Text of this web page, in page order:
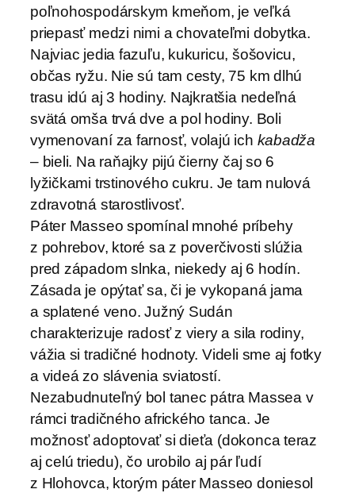
poľnohospodárskym kmeňom, je veľká
priepasť medzi nimi a chovateľmi dobytka.
Najviac jedia fazuľu, kukuricu, šošovicu,
občas ryžu. Nie sú tam cesty, 75 km dlhú
trasu idú aj 3 hodiny. Najkratšia nedeľná
svätá omša trvá dve a pol hodiny. Boli
vymenovaní za farnosť, volajú ich kabadža
– bieli. Na raňajky pijú čierny čaj so 6
lyžičkami trstinového cukru. Je tam nulová
zdravotná starostlivosť.
Páter Masseo spomínal mnohé príbehy
z pohrebov, ktoré sa z poverčivosti slúžia
pred západom slnka, niekedy aj 6 hodín.
Zásada je opýtať sa, či je vykopaná jama
a splatené veno. Južný Sudán
charakterizuje radosť z viery a sila rodiny,
vážia si tradičné hodnoty. Videli sme aj fotky
a videá zo slávenia sviatostí.
Nezabudnuteľný bol tanec pátra Massea v
rámci tradičného afrického tanca. Je
možnosť adoptovať si dieťa (dokonca teraz
aj celú triedu), čo urobilo aj pár ľudí
z Hlohovca, ktorým páter Masseo doniesol